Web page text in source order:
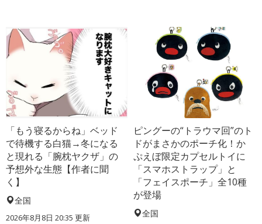
「もう寝るからね」ベッド
で待機する白猫→冬になる
と現れる「腕枕ヤクザ」の
予想外な生態【作者に聞
く】
全国
2026年8月8日 20:35 更新
ピングーの“トラウマ回”のト
ドがまさかのポーチ化！か
ぷえぼ限定カプセルトイに
「スマホストラップ」と
「フェイスポーチ」全10種
が登場
全国